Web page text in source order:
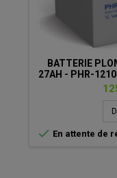
BATTERIE
27AH - PHR-
SPÉCIAL
 En attente de